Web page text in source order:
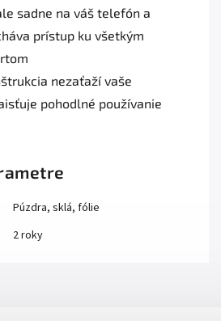
sadne na váš telefón a
prístup ku všetkým
nezaťaží vaše
pohodlné používanie
Púzdra, sklá, fólie
2 roky